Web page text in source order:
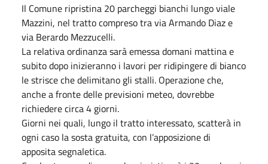
Il Comune ripristina 20 parcheggi bianchi lungo viale
Mazzini, nel tratto compreso tra via Armando Diaz e
via Berardo Mezzucelli.
La relativa ordinanza sarà emessa domani mattina e
subito dopo inizieranno i lavori per ridipingere di bianco
le strisce che delimitano gli stalli. Operazione che,
anche a fronte delle previsioni meteo, dovrebbe
richiedere circa 4 giorni.
Giorni nei quali, lungo il tratto interessato, scatterà in
ogni caso la sosta gratuita, con l’apposizione di
apposita segnaletica.